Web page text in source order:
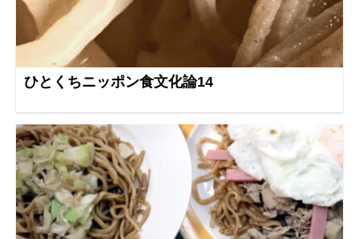
ひとくちニッポン食文化論14